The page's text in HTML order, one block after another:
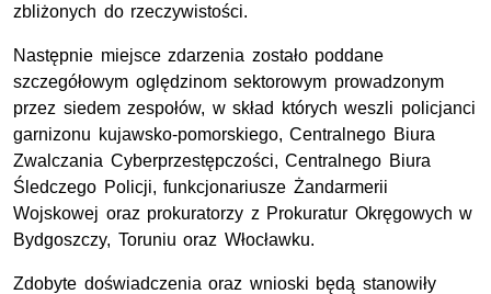
zbliżonych do rzeczywistości.
Następnie miejsce zdarzenia zostało poddane
szczegółowym oględzinom sektorowym prowadzonym
przez siedem zespołów, w skład których weszli policjanci
garnizonu kujawsko-pomorskiego, Centralnego Biura
Zwalczania Cyberprzestępczości, Centralnego Biura
Śledczego Policji, funkcjonariusze Żandarmerii
Wojskowej oraz prokuratorzy z Prokuratur Okręgowych w
Bydgoszczy, Toruniu oraz Włocławku.
Zdobyte doświadczenia oraz wnioski będą stanowiły